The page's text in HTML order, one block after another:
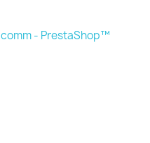
- PrestaShop™